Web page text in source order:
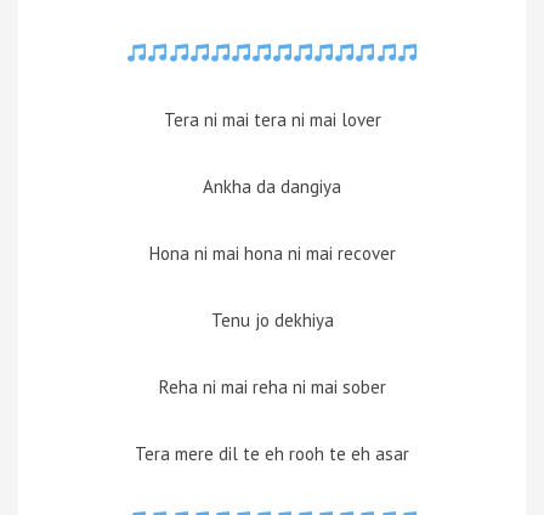
Tera ni mai tera ni mai lover
Ankha da dangiya
Hona ni mai hona ni mai recover
Tenu jo dekhiya
Reha ni mai reha ni mai sober
Tera mere dil te eh rooh te eh asar